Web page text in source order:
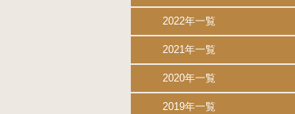
2022年一覧
2021年一覧
2020年一覧
2019年一覧